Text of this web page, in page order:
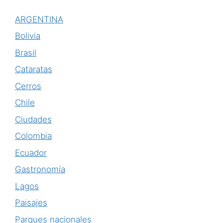
ARGENTINA
Bolivia
Brasil
Cataratas
Cerros
Chile
Ciudades
Colombia
Ecuador
Gastronomía
Lagos
Paisajes
Parques nacionales